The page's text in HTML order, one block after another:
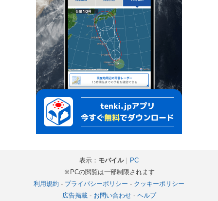
表示： モバイル｜ PC
※PCの閲覧は一部制限されます
利用規約 - プライバシーポリシー - クッキーポリシー
広告掲載- お問い合わせ- ヘルプ